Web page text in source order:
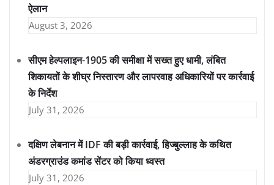
ऐलान
August 3, 2026
सीएम हेल्पलाइन-1905 की समीक्षा में सख्त हुए धामी, लंबित
शिकायतों के शीघ्र निस्तारण और लापरवाह अधिकारियों पर कार्रवाई
के निर्देश
July 31, 2026
दक्षिण लेबनान में IDF की बड़ी कार्रवाई, हिज्बुल्लाह के कथित
अंडरग्राउंड कमांड सेंटर को किया ध्वस्त
July 31, 2026